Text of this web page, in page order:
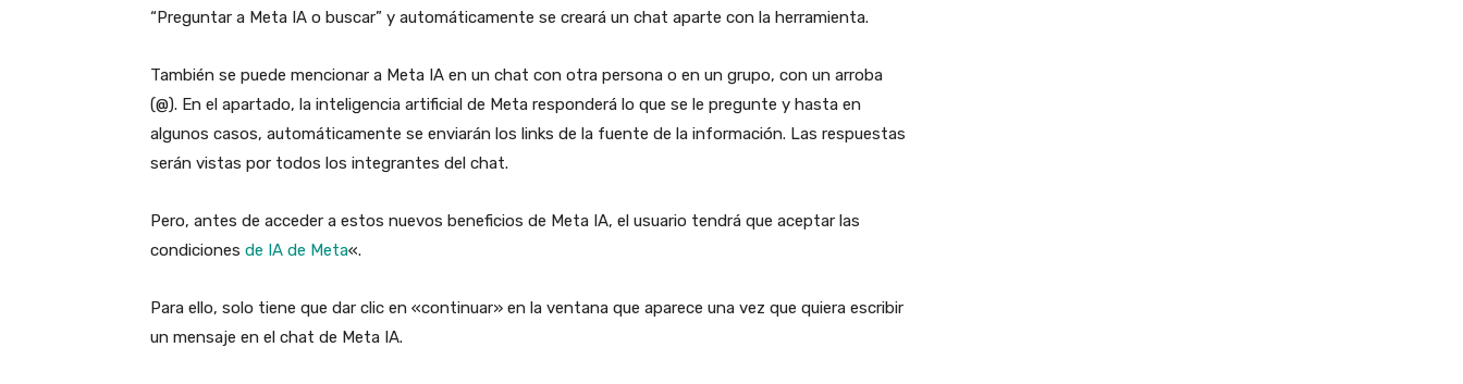
“Preguntar a Meta IA o buscar” y automáticamente se creará un chat aparte con la herramienta.
También se puede mencionar a Meta IA en un chat con otra persona o en un grupo, con un arroba
(@). En el apartado, la inteligencia artificial de Meta responderá lo que se le pregunte y hasta en
algunos casos, automáticamente se enviarán los links de la fuente de la información. Las respuestas
serán vistas por todos los integrantes del chat.
Pero, antes de acceder a estos nuevos beneficios de Meta IA, el usuario tendrá que aceptar las
condiciones de IA de Meta«.
Para ello, solo tiene que dar clic en «continuar» en la ventana que aparece una vez que quiera escribir
un mensaje en el chat de Meta IA.